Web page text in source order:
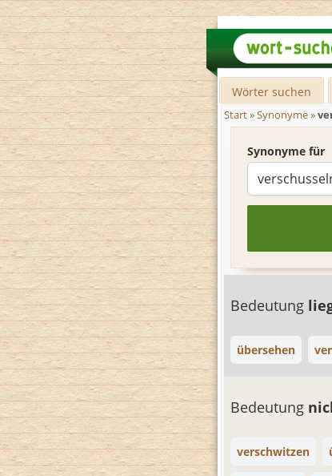
Wörter suchen
Start»Synonyme»
Synonyme für
Bedeutung
übersehen
Bedeutung
verschwitzen